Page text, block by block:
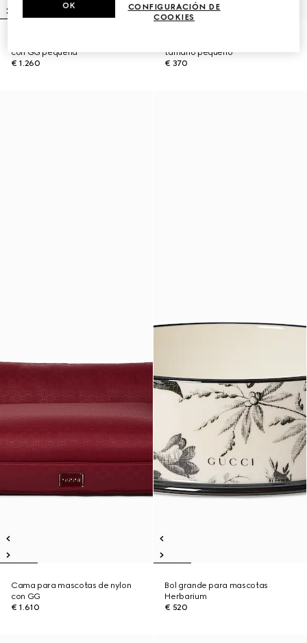
con GG pequeña
€ 1.260
tamaño pequeño
€ 370
Cama para mascotas de nylon
con GG
€ 1.610
Bol grande para mascotas
Herbarium
€ 520
CONFIGURACIÓN DE
COOKIES
OK